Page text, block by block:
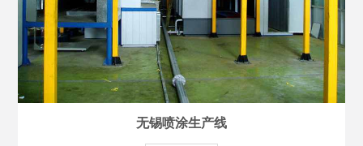
无锡喷涂生产线